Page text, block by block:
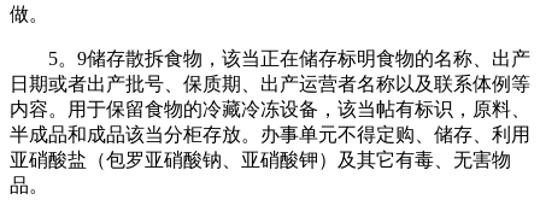
做。
5。9储存散拆食物，该当正在储存标明食物的名称、出产
日期或者出产批号、保质期、出产运营者名称以及联系体例等
内容。用于保留食物的冷藏冷冻设备，该当帖有标识，原料、
半成品和成品该当分柜存放。办事单元不得定购、储存、利用
亚硝酸盐（包罗亚硝酸钠、亚硝酸钾）及其它有毒、无害物
品。